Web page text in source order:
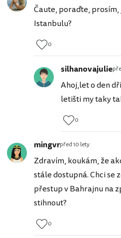
Čaute, poraďte,
Istanbulu?
0
silhanovajulie
Ahoj,let o den
letišti my taky
0
mingvrpřed 10 lety
Zdravím, koukám, že
stále dostupná. Chci se
přestup v Bahrajnu na
stihnout?
0